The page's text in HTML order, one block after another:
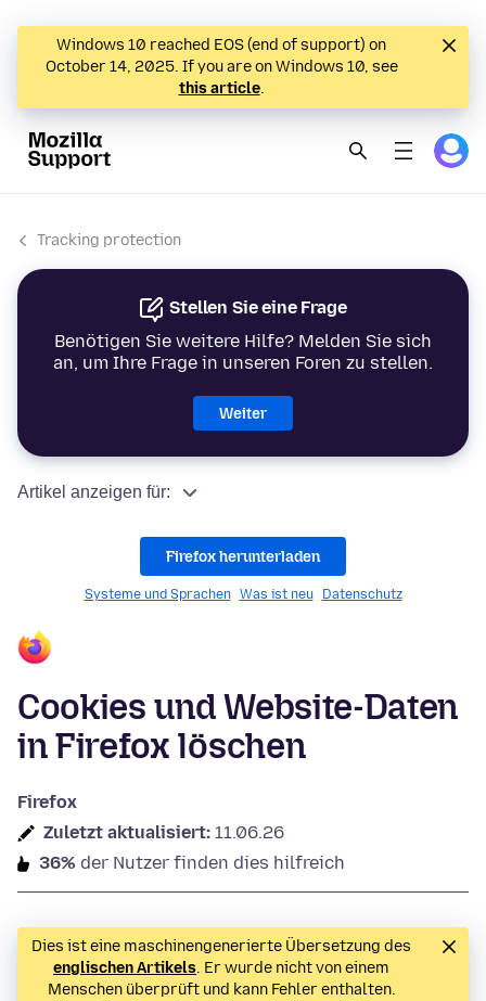
Windows 10 reached EOS (end of support) on
October 14, 2025. If you are on Windows 10, see
this article.
Tracking protection
Stellen Sie eine Frage
Benötigen Sie weitere Hilfe? Melden Sie sich
an, um Ihre Frage in unseren Foren zu stellen.
Weiter
Artikel anzeigen für:
Firefox herunterladen
Systeme und Sprachen Was ist neu Datenschutz
Cookies und Website-Daten
in Firefox löschen
Firefox
Zuletzt aktualisiert: 11.06.26
36% der Nutzer finden dies hilfreich
Dies ist eine maschinengenerierte Übersetzung des
englischen Artikels. Er wurde nicht von einem
Menschen überprüft und kann Fehler enthalten.